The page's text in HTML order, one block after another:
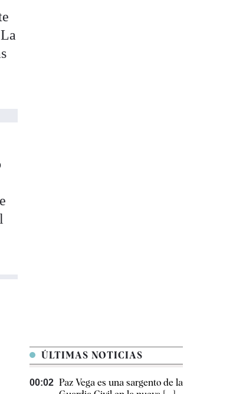
ÚLTIMAS NOTICIAS
00:02 Paz Vega es una sargento de la